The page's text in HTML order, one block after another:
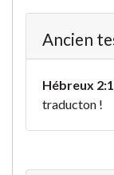
Ancien
Hébreux
traducton !